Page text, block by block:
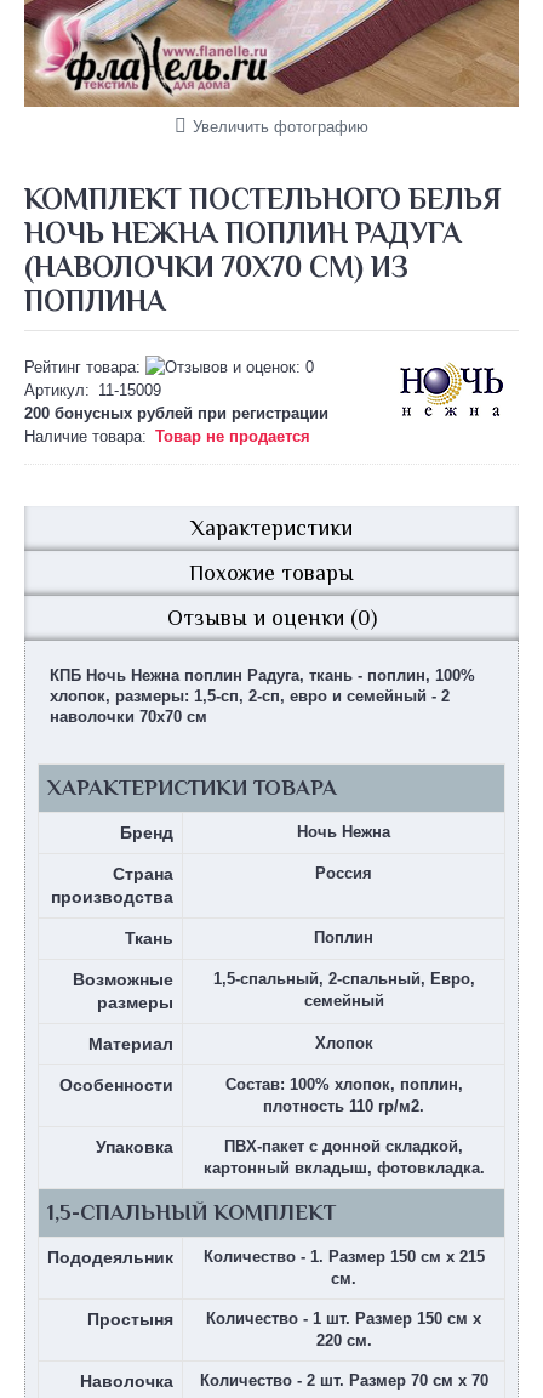
Увеличить фотографию
КОМПЛЕКТ ПОСТЕЛЬНОГО БЕЛЬЯ
НОЧЬ НЕЖНА ПОПЛИН РАДУГА
(НАВОЛОЧКИ 70Х70 СМ) ИЗ
ПОПЛИНА
Рейтинг товара:
Артикул: 11-15009
200 бонусных рублей при регистрации
Наличие товара: Товар не продается
Характеристики
Похожие товары
Отзывы и оценки (0)
КПБ Ночь Нежна поплин Радуга, ткань - поплин, 100%
хлопок, размеры: 1,5-сп, 2-сп, евро и семейный - 2
наволочки 70х70 см
ХАРАКТЕРИСТИКИ ТОВАРА
Бренд Ночь Нежна
Страна
производства
Россия
Ткань Поплин
Возможные
размеры
1,5-спальный, 2-спальный, Евро,
семейный
Материал Хлопок
Особенности
Состав: 100% хлопок, поплин,
плотность 110 гр/м2.
Упаковка
ПВХ-пакет с донной складкой,
картонный вкладыш, фотовкладка.
1,5-СПАЛЬНЫЙ КОМПЛЕКТ
Пододеяльник
Количество - 1. Размер 150 см х 215
см.
Простыня
Количество - 1 шт. Размер 150 см х
220 см.
Наволочка
Количество - 2 шт. Размер 70 см х 70